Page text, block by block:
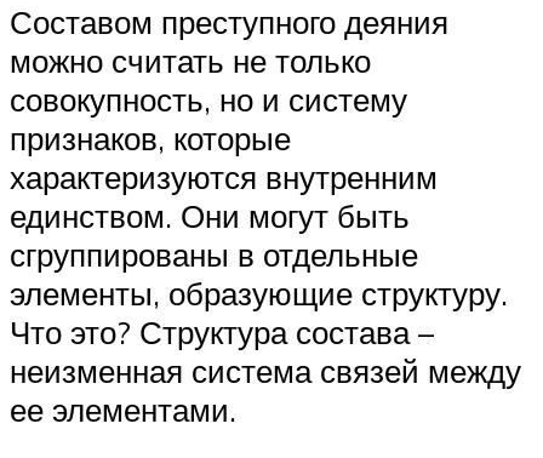
Составом преступного деяния
можно считать не только
совокупность, но и систему
признаков, которые
характеризуются внутренним
единством. Они могут быть
сгруппированы в отдельные
элементы, образующие структуру.
Что это? Структура состава –
неизменная система связей между
ее элементами.